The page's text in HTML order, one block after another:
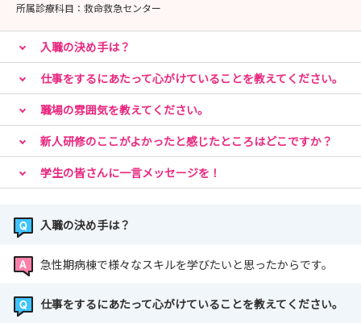
所属診療科目： 救命救急センター
入職の決め手は？
仕事をするにあたって心がけていることを教えてください。
職場の雰囲気を教えてください。
新人研修のここがよかったと感じたところはどこですか？
学生の皆さんに一言メッセージを！
入職の決め手は？
急性期病棟で様々なスキルを学びたいと思ったからです。
仕事をするにあたって心がけていることを教えてください。